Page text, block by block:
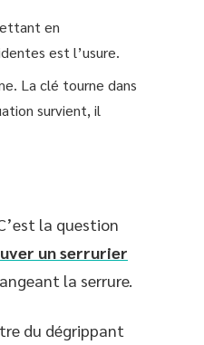
en
est l’usure.
La clé tourne dans
survient, il
la question
un serrurier
la serrure.
du dégrippant